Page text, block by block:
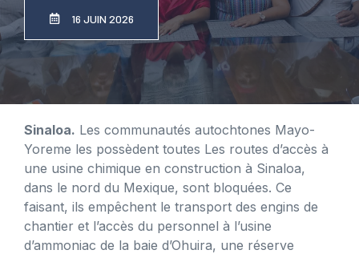
16 JUIN 2026
Sinaloa. Les communautés autochtones Mayo-
Yoreme les possèdent toutes Les routes d’accès à
une usine chimique en construction à Sinaloa,
dans le nord du Mexique, sont bloquées. Ce
faisant, ils empêchent le transport des engins de
chantier et l’accès du personnel à l’usine
d’ammoniac de la baie d’Ohuira, une réserve